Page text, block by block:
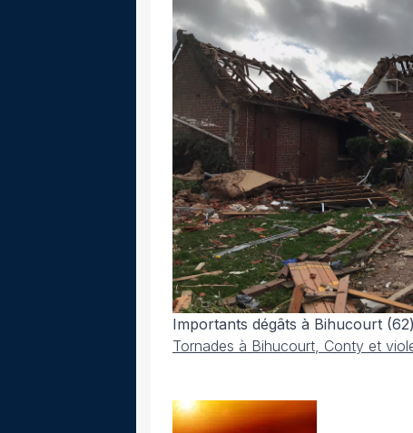
Importants dégâts à Bihucourt
Tornades à Bihucourt, Conty et